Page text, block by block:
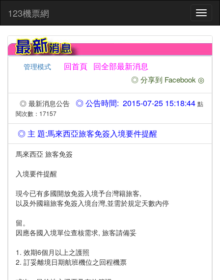
123機票網
管理模式 回首頁 回全部最新消息
◎ 分享到 Facebook ◎
◎ 最新消息公告 ◎ 公告時間: 2015-07-25 15:18:44 點
閱次數：17157
◎ 主 題:馬來西亞旅客免簽入境要件提醒
馬來西亞 旅客免簽
入境要件提醒
現今已有多國開放免簽入境予台灣籍旅客,
以及外國籍旅客免簽入境台灣,並需於規定天數內停
留。
因應各國入境單位查核需求, 旅客請備妥
1. 效期6個月以上之護照
2. 訂妥離境日期航班機位之回程機票